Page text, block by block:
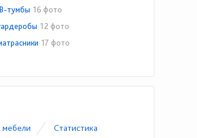
тумбы 16 фото
12 фото
17 фото
мебели
Статистика